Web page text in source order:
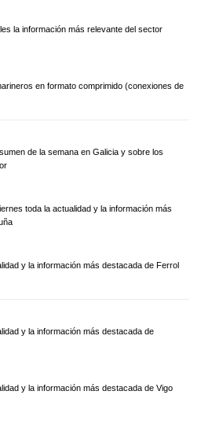
la información más relevante del sector
en formato comprimido (conexiones de
de la semana en Galicia y sobre los
toda la actualidad y la información más
y la información más destacada de Ferrol
y la información más destacada de
y la información más destacada de Vigo